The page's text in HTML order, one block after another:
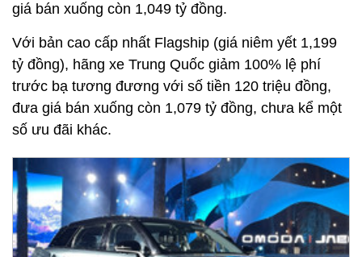
giá bán xuống còn 1,049 tỷ đồng.
Với bản cao cấp nhất Flagship (giá niêm yết 1,199
tỷ đồng), hãng xe Trung Quốc giảm 100% lệ phí
trước bạ tương đương với số tiền 120 triệu đồng,
đưa giá bán xuống còn 1,079 tỷ đồng, chưa kể một
số ưu đãi khác.